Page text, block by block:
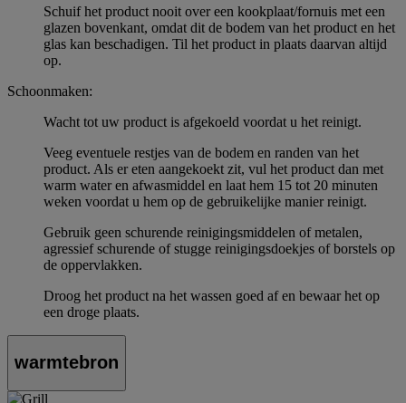
Schuif het product nooit over een kookplaat/fornuis met een
glazen bovenkant, omdat dit de bodem van het product en het
glas kan beschadigen. Til het product in plaats daarvan altijd
op.
Schoonmaken:
Wacht tot uw product is afgekoeld voordat u het reinigt.
Veeg eventuele restjes van de bodem en randen van het
product. Als er eten aangekoekt zit, vul het product dan met
warm water en afwasmiddel en laat hem 15 tot 20 minuten
weken voordat u hem op de gebruikelijke manier reinigt.
Gebruik geen schurende reinigingsmiddelen of metalen,
agressief schurende of stugge reinigingsdoekjes of borstels op
de oppervlakken.
Droog het product na het wassen goed af en bewaar het op
een droge plaats.
warmtebron